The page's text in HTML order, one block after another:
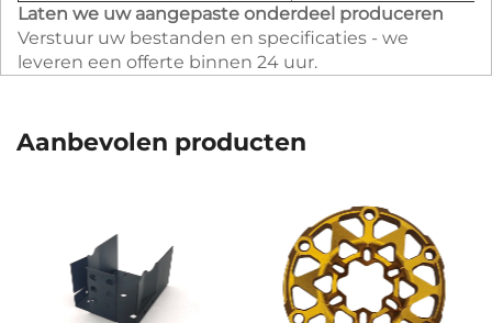
Laten we uw aangepaste onderdeel produceren
Verstuur uw bestanden en specificaties - we
leveren een offerte binnen 24 uur.
Aanbevolen producten